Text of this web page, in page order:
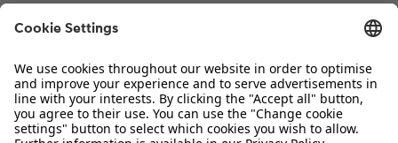
Sortiment